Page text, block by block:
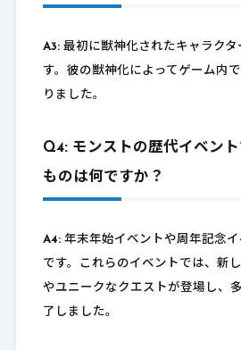
A3:最初に獣神化されたキャラクタ
す。彼の獣神化によってゲーム内
りました。
Q4: モンストの歴代イベン
ものは何ですか？
A4:年末年始イベントや周年記念
です。これらのイベントでは、新
やユニークなクエストが登場し、
了しました。